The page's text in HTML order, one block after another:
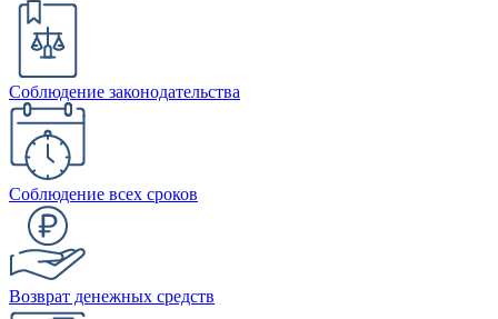
Соблюдение законодательства
Соблюдение всех сроков
Возврат денежных средств